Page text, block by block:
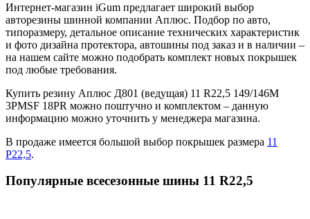
Интернет-магазин iGum предлагает широкий выбор
авторезины шинной компании Аплюс. Подбор по авто,
типоразмеру, детальное описание технических характеристик
и фото дизайна протектора, автошины под заказ и в наличии –
на нашем сайте можно подобрать комплект новых покрышек
под любые требования.
Купить резину Аплюс Д801 (ведущая) 11 R22,5 149/146M
3PMSF 18PR можно поштучно и комплектом – данную
информацию можно уточнить у менеджера магазина.
В продаже имеется большой выбор покрышек размера 11
Р22,5.
Популярные всесезонные шины 11 R22,5